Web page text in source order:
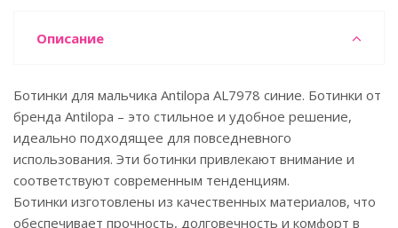
Описание
Ботинки для мальчика Antilopa AL7978 синие. Ботинки от
бренда Antilopa – это стильное и удобное решение,
идеально подходящее для повседневного
использования. Эти ботинки привлекают внимание и
соответствуют современным тенденциям.
Ботинки изготовлены из качественных материалов, что
обеспечивает прочность, долговечность и комфорт в